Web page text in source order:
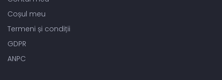
Coșul meu
Termeni și condiții
GDPR
ANPC